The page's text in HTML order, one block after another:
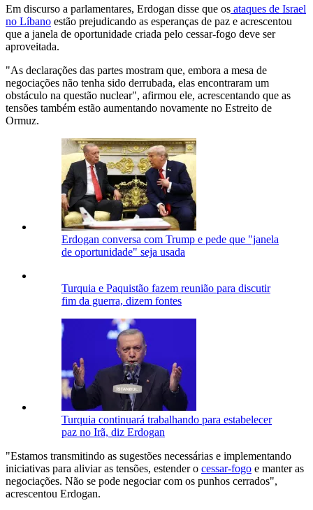
Em discurso a parlamentares, Erdogan disse que os ataques de Israel
no Líbano estão prejudicando as esperanças de paz e acrescentou
que a janela de oportunidade criada pelo cessar-fogo deve ser
aproveitada.
"As declarações das partes mostram que, embora a mesa de
negociações não tenha sido derrubada, elas encontraram um
obstáculo na questão nuclear", afirmou ele, acrescentando que as
tensões também estão aumentando novamente no Estreito de
Ormuz.
Erdogan conversa com Trump e pede que "janela
de oportunidade" seja usada
Turquia e Paquistão fazem reunião para discutir
fim da guerra, dizem fontes
Turquia continuará trabalhando para estabelecer
paz no Irã, diz Erdogan
"Estamos transmitindo as sugestões necessárias e implementando
iniciativas para aliviar as tensões, estender o cessar-fogo e manter as
negociações. Não se pode negociar com os punhos cerrados",
acrescentou Erdogan.